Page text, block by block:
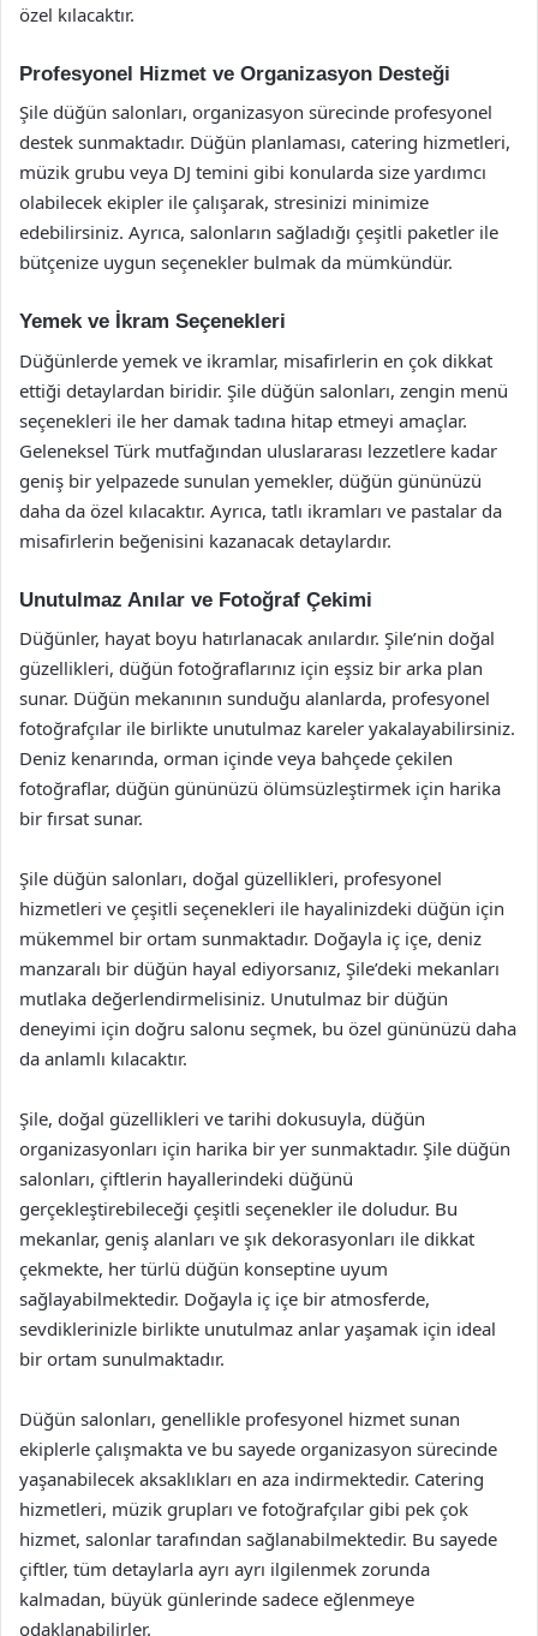
özel kılacaktır.
Profesyonel Hizmet ve Organizasyon Desteği
Şile düğün salonları, organizasyon sürecinde profesyonel
destek sunmaktadır. Düğün planlaması, catering hizmetleri,
müzik grubu veya DJ temini gibi konularda size yardımcı
olabilecek ekipler ile çalışarak, stresinizi minimize
edebilirsiniz. Ayrıca, salonların sağladığı çeşitli paketler ile
bütçenize uygun seçenekler bulmak da mümkündür.
Yemek ve İkram Seçenekleri
Düğünlerde yemek ve ikramlar, misafirlerin en çok dikkat
ettiği detaylardan biridir. Şile düğün salonları, zengin menü
seçenekleri ile her damak tadına hitap etmeyi amaçlar.
Geleneksel Türk mutfağından uluslararası lezzetlere kadar
geniş bir yelpazede sunulan yemekler, düğün gününüzü
daha da özel kılacaktır. Ayrıca, tatlı ikramları ve pastalar da
misafirlerin beğenisini kazanacak detaylardır.
Unutulmaz Anılar ve Fotoğraf Çekimi
Düğünler, hayat boyu hatırlanacak anılardır. Şile’nin doğal
güzellikleri, düğün fotoğraflarınız için eşsiz bir arka plan
sunar. Düğün mekanının sunduğu alanlarda, profesyonel
fotoğrafçılar ile birlikte unutulmaz kareler yakalayabilirsiniz.
Deniz kenarında, orman içinde veya bahçede çekilen
fotoğraflar, düğün gününüzü ölümsüzleştirmek için harika
bir fırsat sunar.
Şile düğün salonları, doğal güzellikleri, profesyonel
hizmetleri ve çeşitli seçenekleri ile hayalinizdeki düğün için
mükemmel bir ortam sunmaktadır. Doğayla iç içe, deniz
manzaralı bir düğün hayal ediyorsanız, Şile’deki mekanları
mutlaka değerlendirmelisiniz. Unutulmaz bir düğün
deneyimi için doğru salonu seçmek, bu özel gününüzü daha
da anlamlı kılacaktır.
Şile, doğal güzellikleri ve tarihi dokusuyla, düğün
organizasyonları için harika bir yer sunmaktadır. Şile düğün
salonları, çiftlerin hayallerindeki düğünü
gerçekleştirebileceği çeşitli seçenekler ile doludur. Bu
mekanlar, geniş alanları ve şık dekorasyonları ile dikkat
çekmekte, her türlü düğün konseptine uyum
sağlayabilmektedir. Doğayla iç içe bir atmosferde,
sevdiklerinizle birlikte unutulmaz anlar yaşamak için ideal
bir ortam sunulmaktadır.
Düğün salonları, genellikle profesyonel hizmet sunan
ekiplerle çalışmakta ve bu sayede organizasyon sürecinde
yaşanabilecek aksaklıkları en aza indirmektedir. Catering
hizmetleri, müzik grupları ve fotoğrafçılar gibi pek çok
hizmet, salonlar tarafından sağlanabilmektedir. Bu sayede
çiftler, tüm detaylarla ayrı ayrı ilgilenmek zorunda
kalmadan, büyük günlerinde sadece eğlenmeye
odaklanabilirler.